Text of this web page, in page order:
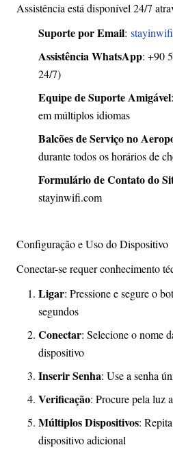
Assistência está disponível 24/7
Suporte por Email:
Assistência WhatsApp: +90
24/7)
Equipe de Suporte Amigável
em múltiplos idiomas
Balcões de Serviço no
durante todos os horários de
Formulário de Contato do
stayinwifi.com
Configuração e Uso do Dispositivo
Conectar-se requer conhecimento
Ligar: Pressione e segure o
segundos
Conectar: Selecione o nome
dispositivo
Inserir Senha: Use a senha
Verificação: Procure pela luz
Múltiplos Dispositivos:
dispositivo adicional